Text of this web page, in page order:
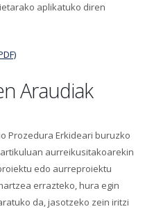
aplikatuko diren
Araudiak
Prozedura Erkideari buruzko
aurreikusitakoarekin
edo aurreproiektu
errazteko, hura egin
da, jasotzeko zein iritzi